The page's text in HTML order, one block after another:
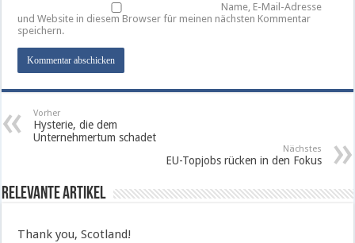
Name, E-Mail-Adresse
und Website in diesem Browser für meinen nächsten Kommentar
speichern.
Vorher
Hysterie, die dem
Unternehmertum schadet
Nächstes
EU-Topjobs rücken in den Fokus
Relevante Artikel
Thank you, Scotland!